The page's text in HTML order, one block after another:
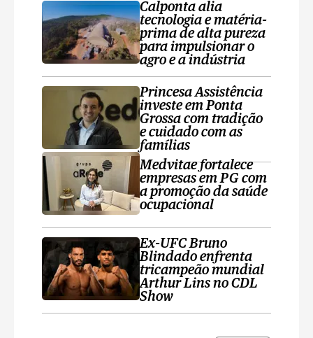
Calponta alia
tecnologia e matéria-
prima de alta pureza
para impulsionar o
agro e a indústria
Princesa Assistência
investe em Ponta
Grossa com tradição
e cuidado com as
famílias
Medvitae fortalece
empresas em PG com
a promoção da saúde
ocupacional
Ex-UFC Bruno
Blindado enfrenta
tricampeão mundial
Arthur Lins no CDL
Show